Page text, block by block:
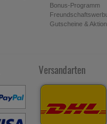
Bonus-Programm
Gutscheine &
Versandarten